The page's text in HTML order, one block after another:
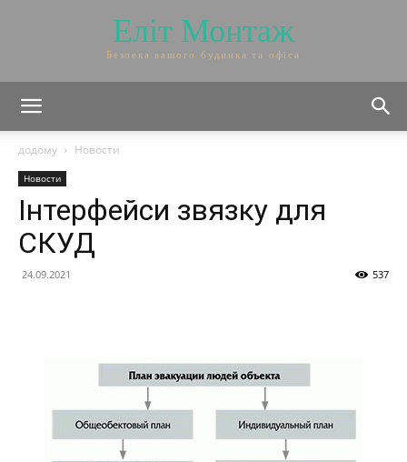
Еліт Монтаж
Безпека вашого будинка та офіса
додому Новости
Новости
Інтерфейси звязку для
СКУД
24.09.2021 537